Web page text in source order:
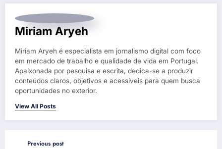
Miriam Aryeh
Miriam Aryeh é especialista em jornalismo digital com foco
em mercado de trabalho e qualidade de vida em Portugal.
Apaixonada por pesquisa e escrita, dedica-se a produzir
conteúdos claros, objetivos e acessíveis para quem busca
oportunidades no exterior.
View All Posts
Previous post